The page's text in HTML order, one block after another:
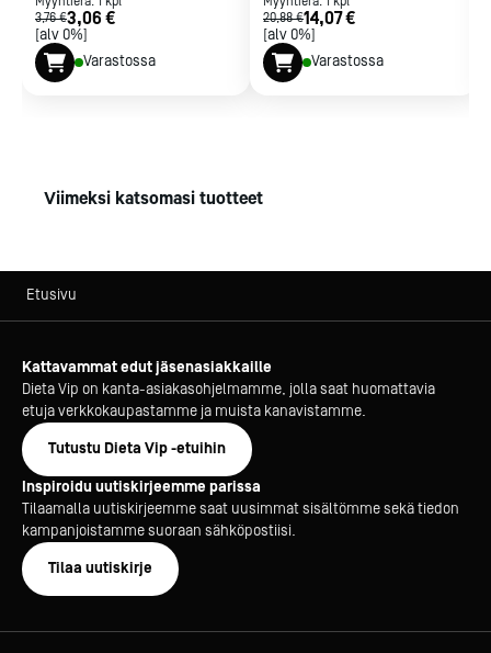
3,76 €3,06 €
[alv 0%]
Varastossa
20,88 €14,07 €
[alv 0%]
Varastossa
Viimeksi katsomasi tuotteet
Etusivu
Kattavammat edut jäsenasiakkaille
Dieta Vip on kanta-asiakasohjelmamme, jolla saat huomattavia
etuja verkkokaupastamme ja muista kanavistamme.
Tutustu Dieta Vip -etuihin
Inspiroidu uutiskirjeemme parissa
Tilaamalla uutiskirjeemme saat uusimmat sisältömme sekä tiedon
kampanjoistamme suoraan sähköpostiisi.
Tilaa uutiskirje